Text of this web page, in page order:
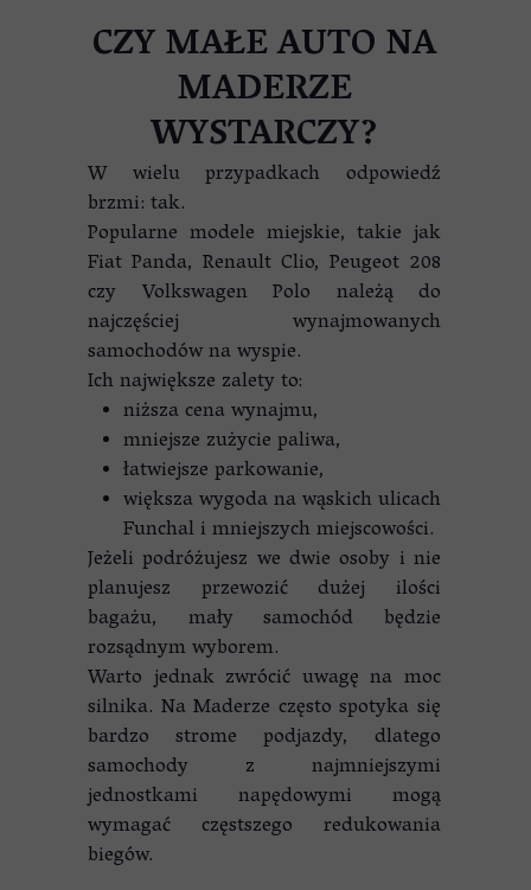
CZY MAŁE AUTO NA
MADERZE
WYSTARCZY?
W wielu przypadkach odpowiedź
brzmi: tak.
Popularne modele miejskie, takie jak
Fiat Panda, Renault Clio, Peugeot 208
czy Volkswagen Polo należą do
najczęściej wynajmowanych
samochodów na wyspie.
Ich największe zalety to:
niższa cena wynajmu,
mniejsze zużycie paliwa,
łatwiejsze parkowanie,
większa wygoda na wąskich ulicach
Funchal i mniejszych miejscowości.
Jeżeli podróżujesz we dwie osoby i nie
planujesz przewozić dużej ilości
bagażu, mały samochód będzie
rozsądnym wyborem.
Warto jednak zwrócić uwagę na moc
silnika. Na Maderze często spotyka się
bardzo strome podjazdy, dlatego
samochody z najmniejszymi
jednostkami napędowymi mogą
wymagać częstszego redukowania
biegów.